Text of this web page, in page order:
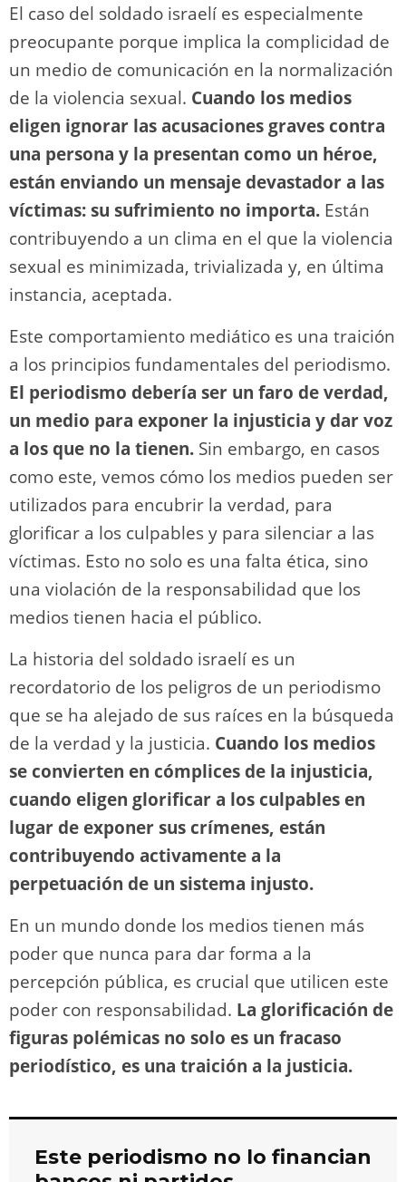
El caso del soldado israelí es especialmente
preocupante porque implica la complicidad de
un medio de comunicación en la normalización
de la violencia sexual. Cuando los medios
eligen ignorar las acusaciones graves contra
una persona y la presentan como un héroe,
están enviando un mensaje devastador a las
víctimas: su sufrimiento no importa. Están
contribuyendo a un clima en el que la violencia
sexual es minimizada, trivializada y, en última
instancia, aceptada.
Este comportamiento mediático es una traición
a los principios fundamentales del periodismo.
El periodismo debería ser un faro de verdad,
un medio para exponer la injusticia y dar voz
a los que no la tienen. Sin embargo, en casos
como este, vemos cómo los medios pueden ser
utilizados para encubrir la verdad, para
glorificar a los culpables y para silenciar a las
víctimas. Esto no solo es una falta ética, sino
una violación de la responsabilidad que los
medios tienen hacia el público.
La historia del soldado israelí es un
recordatorio de los peligros de un periodismo
que se ha alejado de sus raíces en la búsqueda
de la verdad y la justicia. Cuando los medios
se convierten en cómplices de la injusticia,
cuando eligen glorificar a los culpables en
lugar de exponer sus crímenes, están
contribuyendo activamente a la
perpetuación de un sistema injusto.
En un mundo donde los medios tienen más
poder que nunca para dar forma a la
percepción pública, es crucial que utilicen este
poder con responsabilidad. La glorificación de
figuras polémicas no solo es un fracaso
periodístico, es una traición a la justicia.
Este periodismo no lo financian